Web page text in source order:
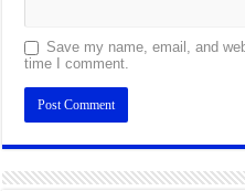
Save my name, email, and
time I comment.
Alternative: